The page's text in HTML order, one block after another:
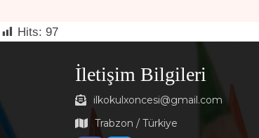
Hits: 97
İletişim Bilgileri
ilkokulxoncesi@gmail.com
Trabzon / Türkiye